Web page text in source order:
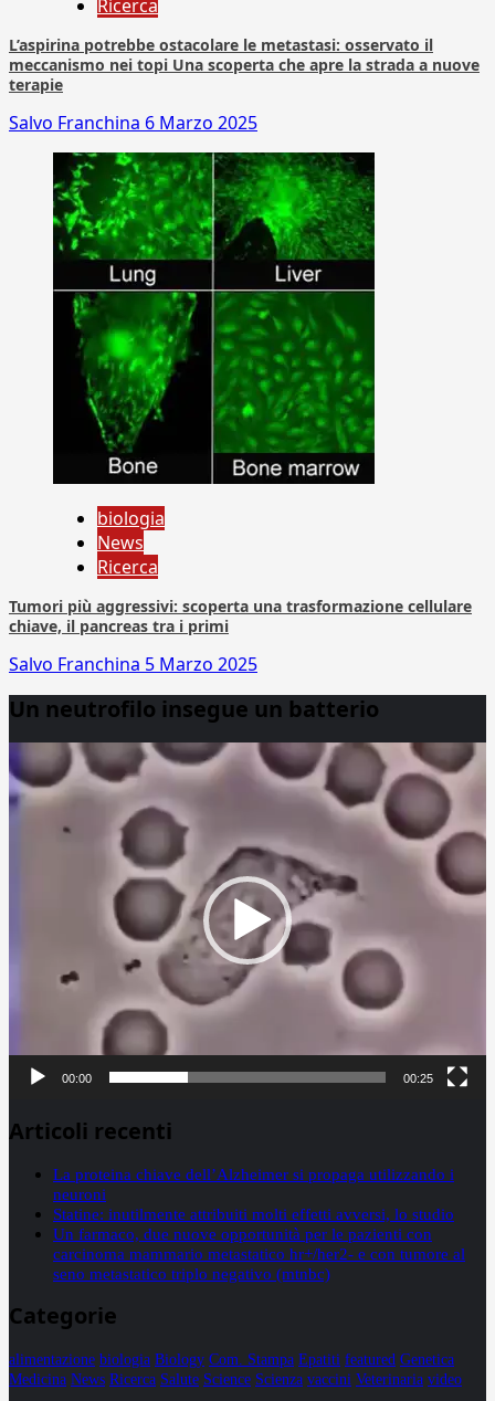
Ricerca
L’aspirina potrebbe ostacolare le metastasi: osservato il
meccanismo nei topi Una scoperta che apre la strada a nuove
terapie
Salvo Franchina 6 Marzo 2025
biologia
News
Ricerca
Tumori più aggressivi: scoperta una trasformazione cellulare
chiave, il pancreas tra i primi
Salvo Franchina 5 Marzo 2025
Un neutrofilo insegue un batterio
Player
00:00 00:25
Articoli recenti
La proteina chiave dell’Alzheimer si propaga utilizzando i
neuroni
Statine: inutilmente attribuiti molti effetti avversi, lo studio
Un farmaco, due nuove opportunità per le pazienti con
carcinoma mammario metastatico hr+/her2- e con tumore al
seno metastatico triplo negativo (mtnbc)
Categorie
alimentazione biologia Biology Com. Stampa Epatiti featured Genetica
Medicina News Ricerca Salute Science Scienza vaccini Veterinaria video